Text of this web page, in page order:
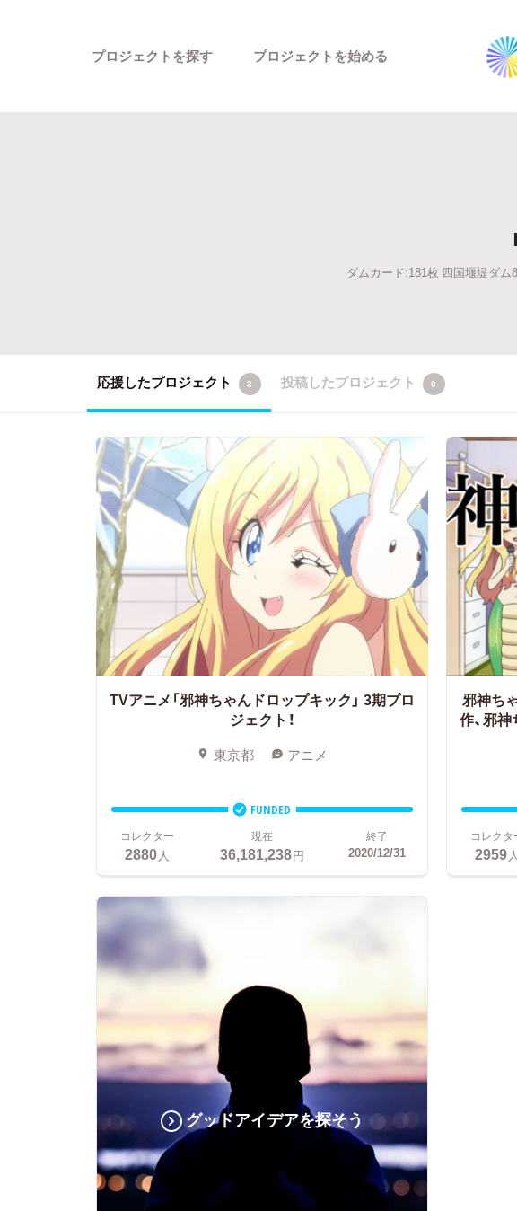
プロジェクトを探す
カテゴリーから探す タグから探す
プロジェクトを始める
ダムカード:181枚 四国堰堤ダ
応援したプロジェクト 3 投稿したプロジェクト 0
TVアニメ「邪神ちゃんドロップキック」 3期プロ
ジェクト！
東京都 アニメ
FUNDED
コレクター
2880人
現在
36,181,238円
終了
2020/12/31
邪神ち
作、邪
コレクタ
2959人
グッドアイデアを探そう